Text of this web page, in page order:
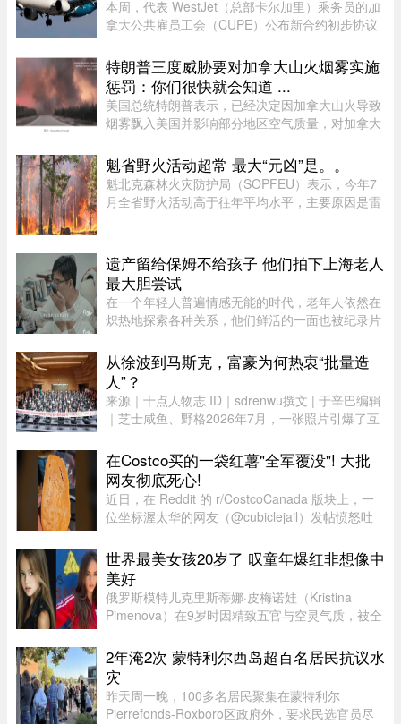
本周，代表 WestJet（总部卡尔加里）乘务员的加
拿大公共雇员工会（CUPE）公布新合约初步协议
时段津贴"，地面工作也获补偿；休息时间增加；
餐食和制服津贴上调；其他一系 ...
特朗普三度威胁要对加拿大山火烟雾实施
惩罚：你们很快就会知道 ...
美国总统特朗普表示，已经决定因加拿大山火导致
烟雾飘入美国并影响部分地区空气质量，对加拿大
期里，特朗普第三次就此事对加拿大发出威胁。周
日晚间，特朗普在“空 ...
魁省野火活动超常 最大“元凶”是。。
魁北克森林火灾防护局（SOPFEU）表示，今年7
月全省野火活动高于往年平均水平，主要原因是雷
均为66起火灾，受影响面积约111 ...
遗产留给保姆不给孩子 他们拍下上海老人
最大胆尝试
在一个年轻人普遍情感无能的时代，老年人依然在
炽热地探索各种关系，他们鲜活的一面也被纪录片
配和情感纠纷片段，《前浪》系列在做的其实是激
发大众重新审视每个人都将 ...
从徐波到马斯克，富豪为何热衷“批量造
人”？
来源｜十点人物志 ID｜sdrenwu撰文 | 于辛巴编辑
｜芝士咸鱼、野格2026年7月，一张照片引爆了互
列。两边站着照顾他们的阿姨，前方拉着一条横
幅。照片由多益网络官方微博 ...
在Costco买的一袋红薯"全军覆没"! 大批
网友彻底死心!
近日，在 Reddit 的 r/CostcoCanada 版块上，一
位坐标渥太华的网友（@cubiclejail）发帖愤怒吐
数百位加拿大网友的激烈共鸣与讨论。这原本只是
一句日常的抱怨，却意外演 ...
世界最美女孩20岁了 叹童年爆红非想像中
美好
俄罗斯模特儿克里斯蒂娜·皮梅诺娃（Kristina
Pimenova）在9岁时因精致五官与空灵气质，被全
时尚圈。然而，爆红背后却伴随争议，她多次因拍
摄风格被质疑将未成年孩童 ...
2年淹2次 蒙特利尔西岛超百名居民抗议水
灾
昨天周一晚，100多名居民聚集在蒙特利尔
Pierrefonds-Roxboro区政府外，要求民选官员尽